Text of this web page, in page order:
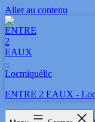
Aller au contenu
ENTRE 2 EAUX -